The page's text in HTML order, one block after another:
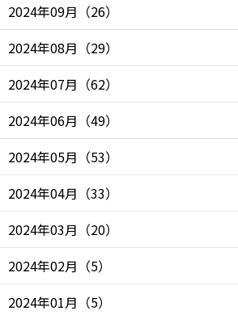
2024年09月 （26）
2024年08月 （29）
2024年07月 （62）
2024年06月 （49）
2024年05月 （53）
2024年04月 （33）
2024年03月 （20）
2024年02月 （5）
2024年01月 （5）